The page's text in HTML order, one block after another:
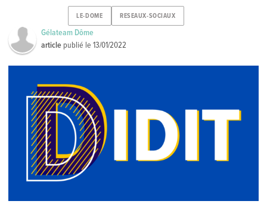
LE-DOME RESEAUX-SOCIAUX
Gélateam Dôme
article publié le13/01/2022